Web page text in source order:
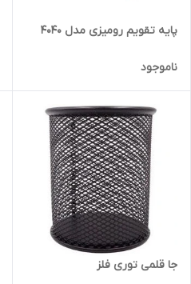
پایه تقویم رومیزی مدل ۴۰۴۰
ناموجود
جا قلمی توری فلز